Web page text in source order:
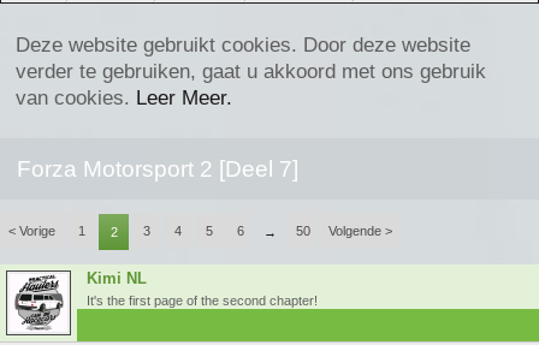
Deze website gebruikt cookies. Door deze website
verder te gebruiken, gaat u akkoord met ons gebruik
van cookies. Leer Meer.
Forza Motorsport 2 [Deel 7]
< Vorige 1 2 3 4 5 6 → 50 Volgende >
Kimi NL
It's the first page of the second chapter!